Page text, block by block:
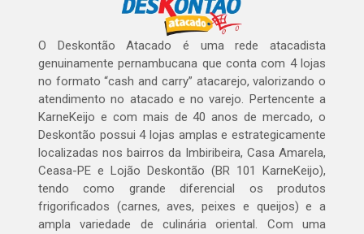
O Deskontão Atacado é uma rede atacadista
genuinamente pernambucana que conta com 4 lojas
no formato “cash and carry” atacarejo, valorizando o
atendimento no atacado e no varejo. Pertencente a
KarneKeijo e com mais de 40 anos de mercado, o
Deskontão possui 4 lojas amplas e estrategicamente
localizadas nos bairros da Imbiribeira, Casa Amarela,
Ceasa-PE e Lojão Deskontão (BR 101 KarneKeijo),
tendo como grande diferencial os produtos
frigorificados (carnes, aves, peixes e queijos) e a
ampla variedade de culinária oriental. Com uma